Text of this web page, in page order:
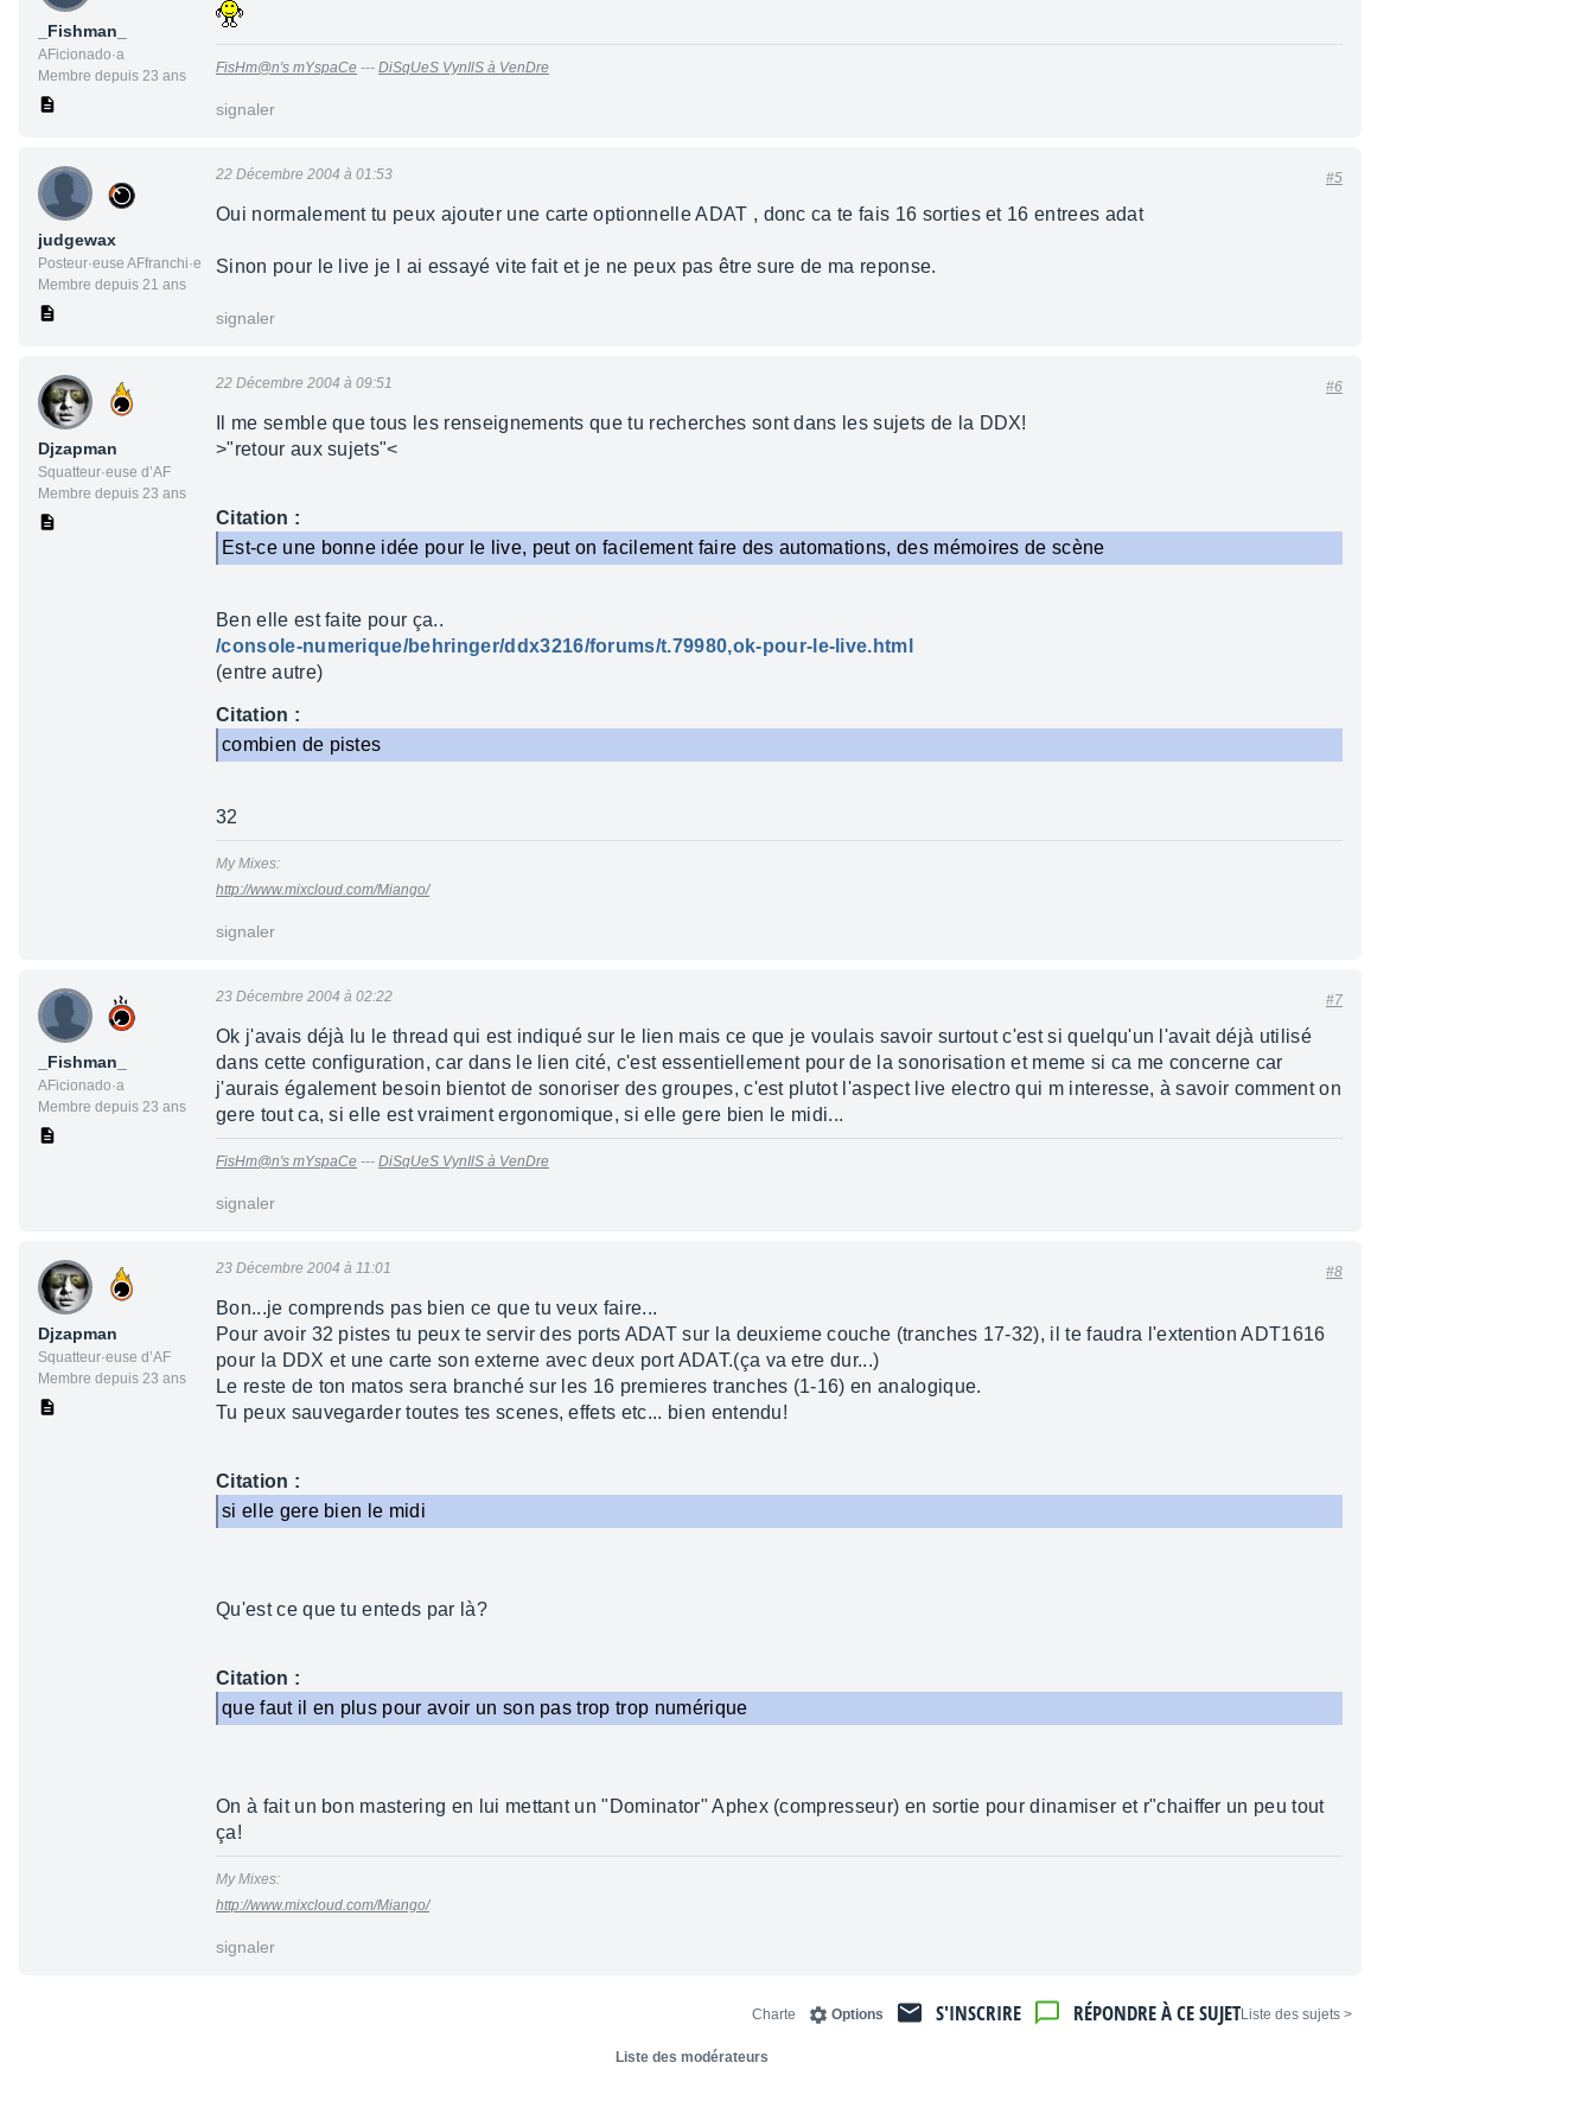
_Fishman_
AFicionado·a
Membre depuis 23 ans
FisHm@n's mYspaCe --- DiSqUeS VynIlS à VenDre
signaler
judgewax
Posteur·euse AFfranchi·e
Membre depuis 21 ans
22 Décembre 2004 à 01:53 #5
Oui normalement tu peux ajouter une carte optionnelle ADAT , donc ca te fais 16 sorties et 16 entrees adat
Sinon pour le live je l ai essayé vite fait et je ne peux pas être sure de ma reponse.
signaler
Djzapman
Squatteur·euse d’AF
Membre depuis 23 ans
22 Décembre 2004 à 09:51 #6
Il me semble que tous les renseignements que tu recherches sont dans les sujets de la DDX!
>"retour aux sujets"<
Citation :
Est-ce une bonne idée pour le live, peut on facilement faire des automations, des mémoires de scène
Ben elle est faite pour ça..
/console-numerique/behringer/ddx3216/forums/t.79980,ok-pour-le-live.html
(entre autre)
Citation :
combien de pistes
32
My Mixes:
http://www.mixcloud.com/Miango/
signaler
_Fishman_
AFicionado·a
Membre depuis 23 ans
23 Décembre 2004 à 02:22 #7
Ok j'avais déjà lu le thread qui est indiqué sur le lien mais ce que je voulais savoir surtout c'est si quelqu'un l'avait déjà utilisé
dans cette configuration, car dans le lien cité, c'est essentiellement pour de la sonorisation et meme si ca me concerne car
j'aurais également besoin bientot de sonoriser des groupes, c'est plutot l'aspect live electro qui m interesse, à savoir comment on
gere tout ca, si elle est vraiment ergonomique, si elle gere bien le midi...
FisHm@n's mYspaCe --- DiSqUeS VynIlS à VenDre
signaler
Djzapman
Squatteur·euse d’AF
Membre depuis 23 ans
23 Décembre 2004 à 11:01 #8
Bon...je comprends pas bien ce que tu veux faire...
Pour avoir 32 pistes tu peux te servir des ports ADAT sur la deuxieme couche (tranches 17-32), il te faudra l'extention ADT1616
pour la DDX et une carte son externe avec deux port ADAT.(ça va etre dur...)
Le reste de ton matos sera branché sur les 16 premieres tranches (1-16) en analogique.
Tu peux sauvegarder toutes tes scenes, effets etc... bien entendu!
Citation :
si elle gere bien le midi
Qu'est ce que tu enteds par là?
Citation :
que faut il en plus pour avoir un son pas trop trop numérique
On à fait un bon mastering en lui mettant un "Dominator" Aphex (compresseur) en sortie pour dinamiser et r"chaiffer un peu tout
ça!
My Mixes:
http://www.mixcloud.com/Miango/
signaler
< Liste des sujets
RÉPONDRE À CE SUJET
S'INSCRIRE
Options
Charte
Liste des modérateurs